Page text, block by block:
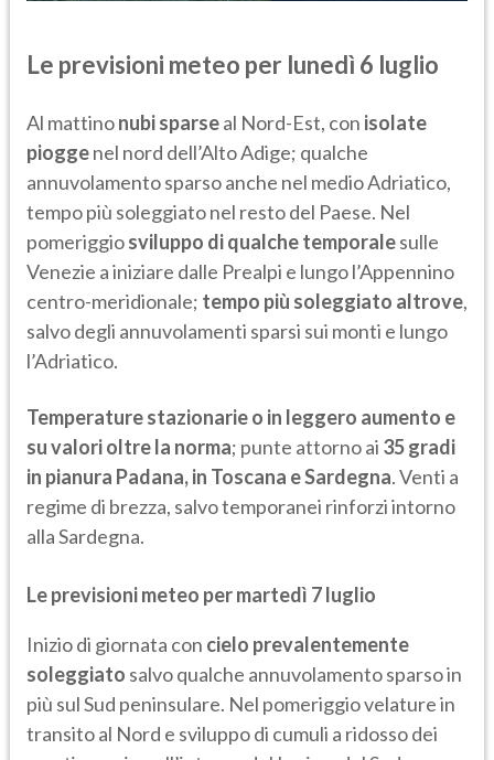
Le previsioni meteo per lunedì 6 luglio
Al mattinonubi sparseal Nord-Est, con isolate
pioggenel nord dell’Alto Adige; qualche
annuvolamento sparso anche nel medio Adriatico,
tempo più soleggiato nel resto del Paese. Nel
pomeriggiosviluppo di qualche temporalesulle
Venezie a iniziare dalle Prealpi e lungo l’Appennino
centro-meridionale; tempo più soleggiato altrove,
salvo degli annuvolamenti sparsi sui monti e lungo
l’Adriatico.
Temperature stazionarie o in leggero aumento e
su valori oltre la norma; punte attorno ai 35 gradi
in pianura Padana, in Toscana e Sardegna. Venti a
regime di brezza, salvo temporanei rinforzi intorno
alla Sardegna.
Le previsioni meteo per martedì 7 luglio
Inizio di giornata con cielo prevalentemente
soleggiato salvo qualche annuvolamento sparso in
più sul Sud peninsulare. Nel pomeriggio velature in
transito al Nord e sviluppo di cumuli a ridosso dei